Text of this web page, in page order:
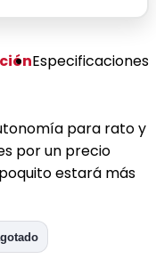
Especificaciones
para rato y
por un precio
estará más